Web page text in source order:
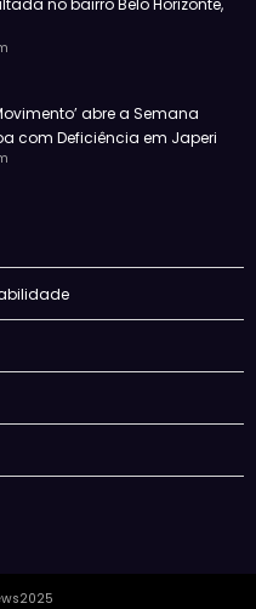
abre a Semana
com Deficiência em Japeri